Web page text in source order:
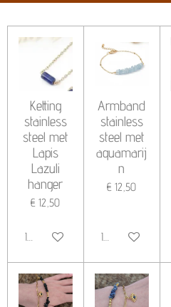
Ketting
stainless
steel met
Lapis
Lazuli
hanger
€ 12,50
In winkelwagen
Armband
stainless
steel met
aquamarij
n
€ 12,50
In winkelwagen